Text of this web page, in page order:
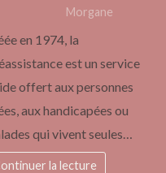
Morgane
en 1974, la
est un service
offert aux personnes
aux handicapées ou
qui vivent seules…
la lecture